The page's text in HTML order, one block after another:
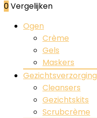
0Vergelijken
Ogen
Crème
Gels
Maskers
Gezichtsverzorging
Cleansers
Gezichtskits
Scrubcrème